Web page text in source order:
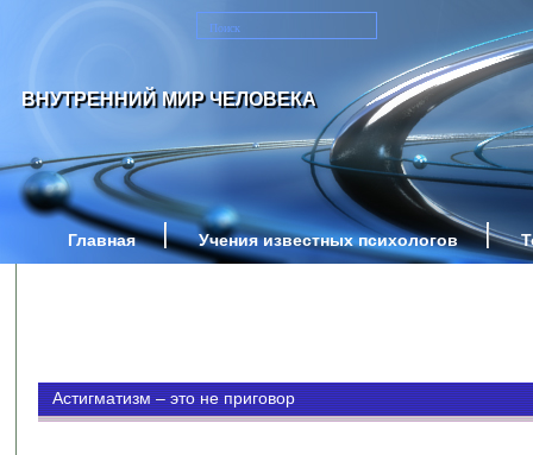
ВНУТРЕННИЙ МИР ЧЕЛОВЕКА
Главная Учения известных психологов
Астигматизм – это не приговор